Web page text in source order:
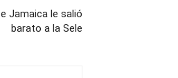
Jamaica le salió
barato a la Sele